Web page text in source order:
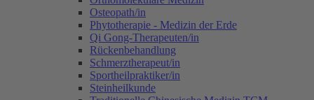
Osteopath/in
Phytotherapie - Medizin der Erde
Qi Gong-Therapeuten/in
Rückenbehandlung
Schmerztherapeut/in
Sportheilpraktiker/in
Steinheilkunde